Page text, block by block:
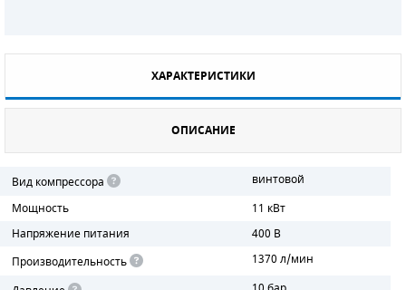
ХАРАКТЕРИСТИКИ
ОПИСАНИЕ
Вид компрессора
винтовой
Мощность
11 кВт
Напряжение питания
400 В
Производительность
1370 л/мин
МОТОРНОЕ МАСЛО
ПОРШНЕВЫЕ БЛОКИ
ДЕТАЛИ ПОРШНЕВЫХ КОМПРЕССОРОВ
ДЕТАЛИ СПИРАЛЬНЫХ КОМПРЕССОРОВ